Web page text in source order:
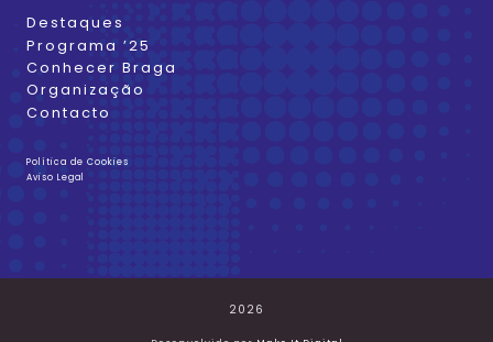
Destaques
Programa ’25
Conhecer Braga
Organização
Contacto
Política de Cookies
Aviso Legal
2026